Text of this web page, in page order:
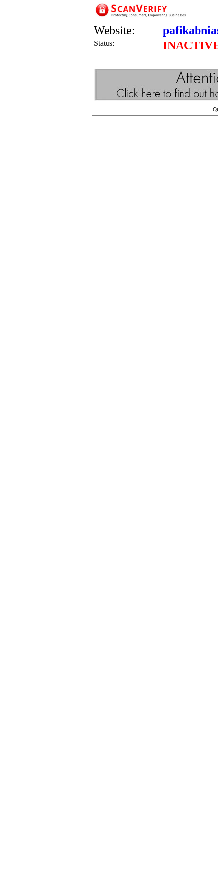
Website:
Status: